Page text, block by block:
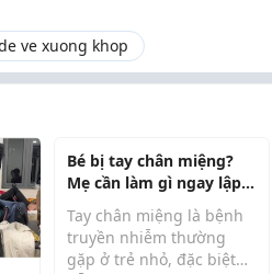
ve xuong khop
Bé bị tay chân miệng?
Mẹ cần làm gì ngay lập
Tay chân miệng là bệnh
truyền nhiễm thường
gặp ở trẻ nhỏ, đặc biệt